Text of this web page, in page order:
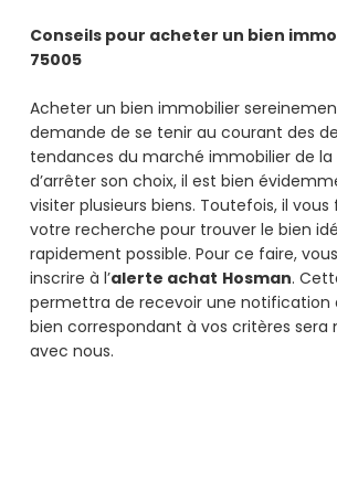
Conseils pour acheter un bien
75005
Acheter un bien immobilier
demande de se tenir au courant des
tendances du marché immobilier de la
d’arrêter son choix, il est bien
visiter plusieurs biens. Toutefois, il
votre recherche pour trouver le bien
rapidement possible. Pour ce faire,
inscrire à l’alerte achat Hosman.
permettra de recevoir une notification
bien correspondant à vos critères sera
avec nous.